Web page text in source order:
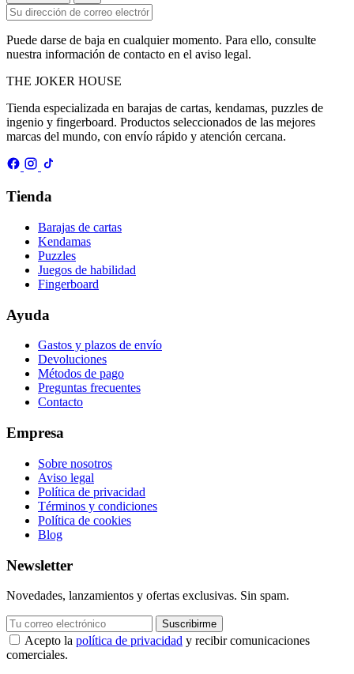
Puede darse de baja en cualquier momento. Para ello, consulte
nuestra información de contacto en el aviso legal.
THE JOKER HOUSE
Tienda especializada en barajas de cartas, kendamas, puzzles de
ingenio y fingerboard. Productos seleccionados de las mejores
marcas del mundo, con envío rápido y atención cercana.
Tienda
Barajas de cartas
Kendamas
Puzzles
Juegos de habilidad
Fingerboard
Ayuda
Gastos y plazos de envío
Devoluciones
Métodos de pago
Preguntas frecuentes
Contacto
Empresa
Sobre nosotros
Aviso legal
Política de privacidad
Términos y condiciones
Política de cookies
Blog
Newsletter
Novedades, lanzamientos y ofertas exclusivas. Sin spam.
Suscribirme
Acepto la política de privacidad y recibir comunicaciones
comerciales.